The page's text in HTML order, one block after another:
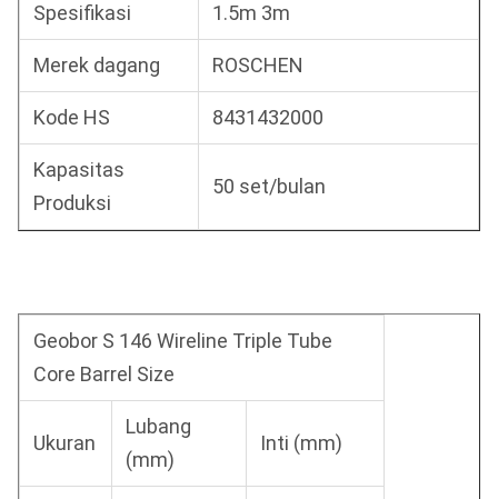
Spesifikasi 1.5m 3m
Merek dagang ROSCHEN
Kode HS 8431432000
Kapasitas
Produksi
50 set/bulan
Geobor S 146 Wireline Triple Tube
Core Barrel Size
Ukuran
Lubang
(mm)
Inti (mm)